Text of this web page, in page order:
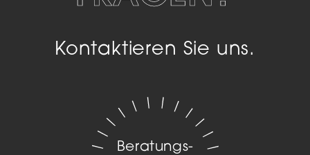
Kontaktieren Sie uns.
Beratungs­